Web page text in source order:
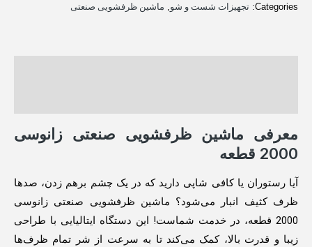
Categories: تجهیزات شست و شو ماشین ظرفشویی صنعتی
معرفی ماشین ظرفشویی صنعتی زانوسی
2000 قطعه
آیا رستوران یا کافی شاپی دارید که در یک چشم برهم زدن، صدها
ظرف کثیف انبار می‌شود؟ ماشین ظرفشویی صنعتی زانوسی
2000 قطعه، در خدمت شماست! این دستگاه ایتالیایی با طراحی
زیبا و قدرت بالا، کمک می‌کند تا به سرعت از شر تمام ظرف‌ها